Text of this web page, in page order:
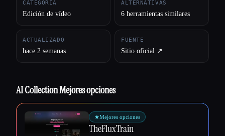
Esc
CATEGORÍA
Edición de vídeo
ALTERNATIVAS
6 herramientas similares
ACTUALIZADO
hace 2 semanas
FUENTE
Sitio oficial ↗︎
AI Collection Mejores opciones
★Mejores opciones
TheFluxTrain